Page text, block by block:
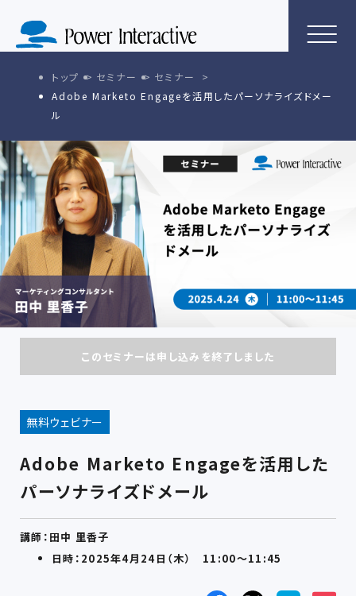
トップ セミナー
セミナー
Adobe Marketo Engageを活用したパーソナライズドメー
ル
このセミナーは申し込みを終了しました
無料ウェビナー
Adobe Marketo Engageを活用した
パーソナライズドメール
講師：田中 里香子
日時：2025年4月24日（木） 11:00～11:45